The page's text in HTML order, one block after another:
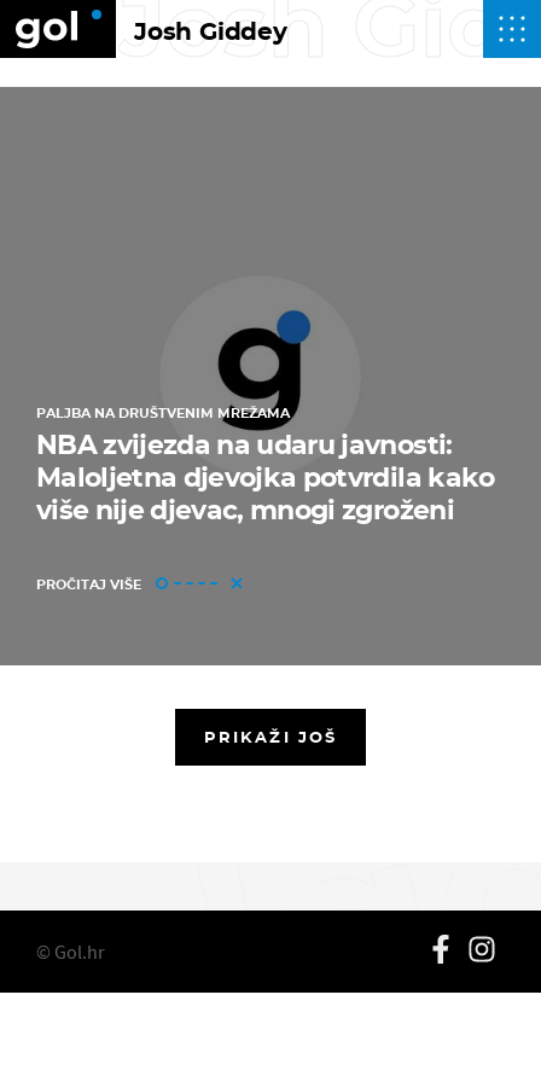
Josh Giddey
Josh
PALJBA NA DRUŠTVENIM MREŽAMA
NBA zvijezda na udaru javnosti:
Maloljetna djevojka potvrdila kako
više nije djevac, mnogi zgroženi
PROČITAJ VIŠE
PRIKAŽI JOŠ
© Gol.hr